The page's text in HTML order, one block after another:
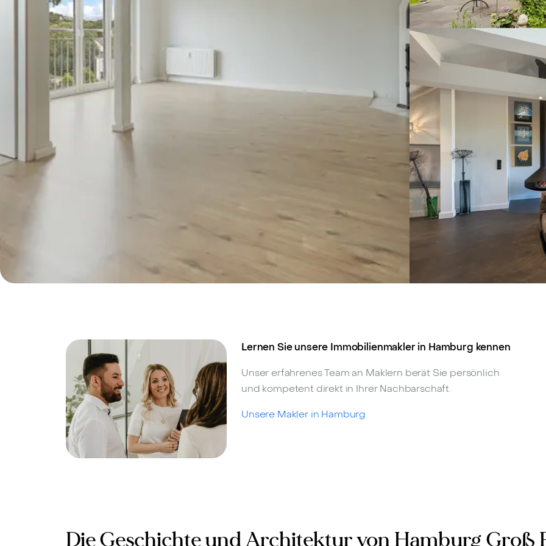
Groß
Lernen Sie unsere Immobilienmakler in Hamburg kennen
Unser erfahrenes Team an Maklern berät Sie persönlich
und kompetent direkt in Ihrer Nachbarschaft.
Unsere Makler in Hamburg
Die Geschichte und Architektur von Hamburg Groß